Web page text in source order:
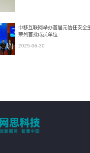
中移互联网举办首届元信任安全
荣列首批成员单位
2025-06-30